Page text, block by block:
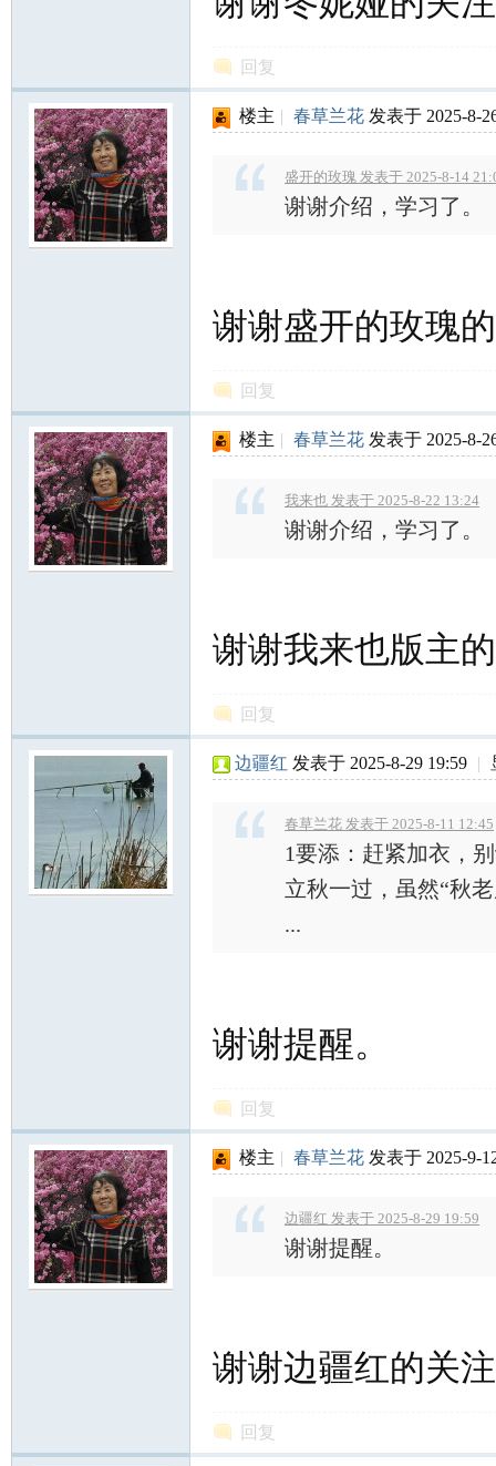
回复
楼主 | 春草兰花 发表于 2025-8-
盛开的玫瑰 发表于 2025-8-14
谢谢介绍，学习了。
谢谢盛开的玫瑰
回复
楼主 | 春草兰花 发表于 2025-8-
我来也 发表于 2025-8-22 13:24
谢谢介绍，学习了。
谢谢我来也版主
回复
边疆红 发表于 2025-8-29 19:59 |
春草兰花 发表于 2025-8-11 12:45
1要添：赶紧加衣，
立秋一过，虽然“秋
...
谢谢提醒。
回复
楼主 | 春草兰花 发表于 2025-9-
边疆红 发表于 2025-8-29 19:59
谢谢提醒。
谢谢边疆红的关
回复